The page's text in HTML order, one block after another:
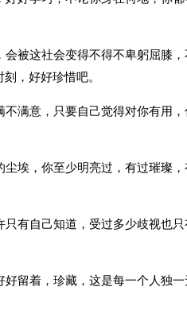
会被这社会变得不得不卑躬屈膝
，好好珍惜吧。
满意，只要自己觉得对你有用
尘埃，你至少明亮过，有过璀璨
只有自己知道，受过多少歧视也
好留着，珍藏，这是每一个人独